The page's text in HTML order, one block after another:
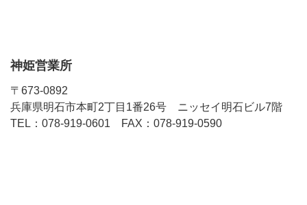
神姫営業所
〒673-0892
兵庫県明石市本町2丁目1番26号 ニッセイ明石ビル7階
TEL：078-919-0601 FAX：078-919-0590